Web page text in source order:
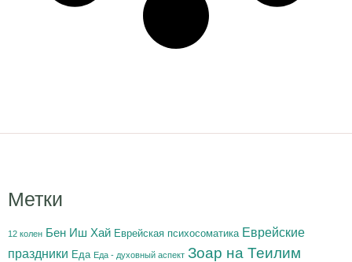
Метки
12 колен Бен Иш Хай Еврейская психосоматика Еврейские
праздники Еда Еда - духовный аспект Зоар на Теилим